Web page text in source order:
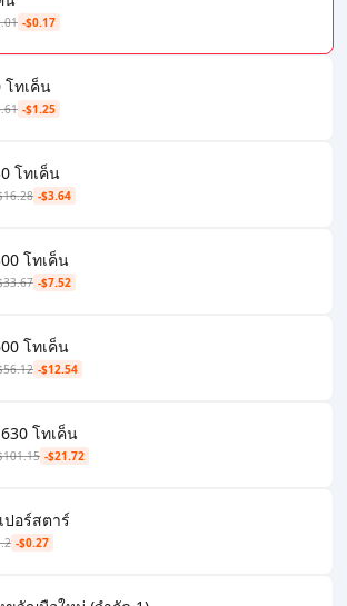
-$0.17
โทเค็น
-$1.25
โทเค็น
-$3.64
โทเค็น
-$7.52
โทเค็น
-$12.54
โทเค็น
-$21.72
อร์สตาร์
-$0.27